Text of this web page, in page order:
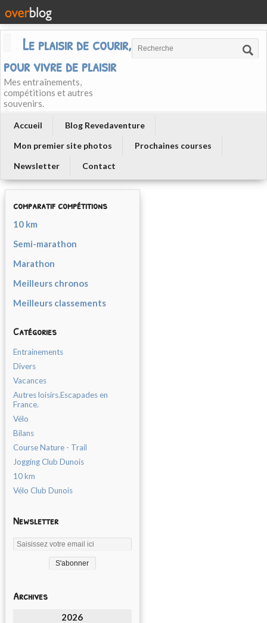
Le plaisir de courir, courir
pour vivre de plaisir
Mes entraînements,
compétitions et autres
souvenirs.
Accueil
Blog Revedaventure
Mon premier site photos
Prochaines courses
Newsletter
Contact
comparatif compétitions
10 km
Semi-marathon
Marathon
Meilleurs chronos
Meilleurs classements
Catégories
Entrainements
Divers
Vacances
Autres loisirs.Escapades en
France.
Vélo
Bilans
Course Nature - Trail
Jogging Club Dunois
10 km
Vélo Club Dunois
Newsletter
Archives
2026